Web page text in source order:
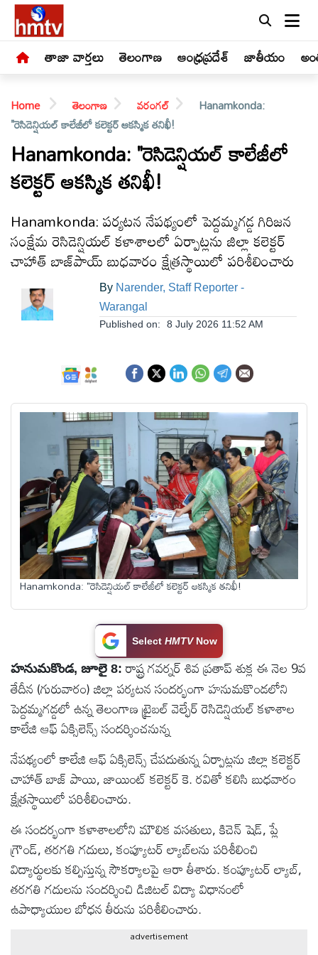
తాజా వార్తలు తెలంగాణ ఆంధ్రప్రదేశ్ జాతీయం
LIVE
వార్తలు
తెలంగాణ
అంతర్జాతీయం
సినిమా
క్రీడలు
వ్యాపారం
లైఫ్
టెక్నాలజీ
స్పెషల్స్
కెరీర్ &
ఉద్యోగాలు
లైవ్
టీవి
వ్యవసాయం
ఓటీటీ
Home తెలంగాణ వరంగల్
Hanamkonda:
"రెసిడెన్షియల్ కాలేజీలో కలెక్టర్ ఆకస్మిక తనిఖీ!
Hanamkonda: "రెసిడెన్షియల్ కాలేజీలో
కలెక్టర్ ఆకస్మిక తనిఖీ!
Hanamkonda: పర్యటన నేపథ్యంలో పెద్దమ్మగడ్డ గిరిజన
సంక్షేమ రెసిడెన్షియల్ కళాశాలలో ఏర్పాట్లను జిల్లా కలెక్టర్
చాహాత్ బాజ్‌పాయ్ బుధవారం క్షేత్రస్థాయిలో పరిశీలించారు
By Narender, Staff Reporter -
Warangal
Published on: 8 July 2026 11:52 AM
Hanamkonda: "రెసిడెన్షియల్ కాలేజీలో కలెక్టర్ ఆకస్మిక తనిఖీ!
Select HMTVNow
హనుమకొండ, జూలై 8:రాష్ట్ర గవర్నర్ శివ ప్రతాప్ శుక్ల ఈ నెల 9వ
తేదీన (గురువారం) జిల్లా పర్యటన సందర్భంగా హనుమకొండలోని
పెద్దమ్మగడ్డలో ఉన్న తెలంగాణ ట్రైబల్ వెల్ఫేర్ రెసిడెన్షియల్ కళాశాల
కాలేజి ఆఫ్ ఏక్సిలెన్స్ సందర్శించనున్న
నేపథ్యంలో కాలేజి ఆఫ్ ఏక్సిలెన్స్ చేపదుతున్న ఏర్పాట్లను జిల్లా కలెక్టర్
చాహాత్ బాజ్ పాయి, జాయింట్ కలెక్టర్ కె. రవితో కలిసి బుధవారం
క్షేత్రస్థాయిలో పరిశీలించారు.
ఈ సందర్భంగా కళాశాలలోని మౌలిక వసతులు, కిచెన్ షెడ్, ప్లే
గ్రౌండ్, తరగతి గదులు, కంప్యూటర్ ల్యాబ్‌లను పరిశీలించి
విద్యార్థులకు కల్పిస్తున్న సౌకర్యాలపై ఆరా తీశారు. కంప్యూటర్ ల్యాబ్,
తరగతి గదులను సందర్శించి డిజిటల్ విద్యా విధానంలో
ఉపాధ్యాయుల బోధన తీరును పరిశీలించారు.
advertisement